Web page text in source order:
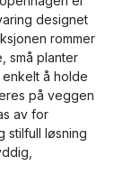
designet
rommer
små planter
å holde
på veggen
av for
stilfull løsning